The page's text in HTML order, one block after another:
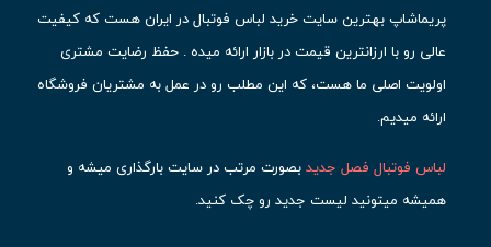
پریماشاپ بهترین سایت خرید لباس فوتبال در ایران هست که کیفیت
عالی رو با ارزانترین قیمت در بازار ارائه میده . حفظ رضایت مشتری
اولویت اصلی ما هست، که این مطلب رو در عمل به مشتریان فروشگاه
ارائه میدیم.
لباس فوتبال فصل جدیدبصورت مرتب در سایت بارگذاری میشه و
همیشه میتونید لیست جدید رو چک کنید.